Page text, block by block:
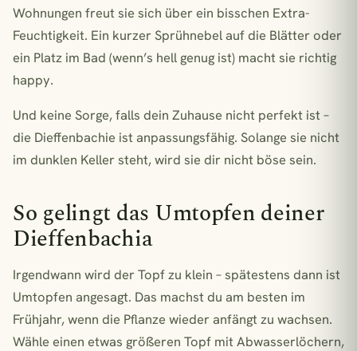
Wohnungen freut sie sich über ein bisschen Extra-
Feuchtigkeit. Ein kurzer Sprühnebel auf die Blätter oder
ein Platz im Bad (wenn’s hell genug ist) macht sie richtig
happy.
Und keine Sorge, falls dein Zuhause nicht perfekt ist –
die Dieffenbachie ist anpassungsfähig. Solange sie nicht
im dunklen Keller steht, wird sie dir nicht böse sein.
So gelingt das Umtopfen deiner
Dieffenbachia
Irgendwann wird der Topf zu klein – spätestens dann ist
Umtopfen angesagt. Das machst du am besten im
Frühjahr, wenn die Pflanze wieder anfängt zu wachsen.
Wähle einen etwas größeren Topf mit Abwasserlöchern,